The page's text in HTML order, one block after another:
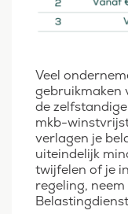
Veel
gebruikmaken
de
mkb-
verlagen je
uiteindelijk
twijfelen of je
regeling,